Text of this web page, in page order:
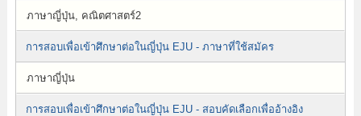
ภาษาญี่ปุ่น, คณิตศาสตร์2
การสอบเพื่อเข้าศึกษาต่อในญี่ปุ่น EJU - ภาษาที่ใช้สมัคร
ภาษาญี่ปุ่น
การสอบเพื่อเข้าศึกษาต่อในญี่ปุ่น EJU - สอบคัดเลือกเพื่ออ้างอิง